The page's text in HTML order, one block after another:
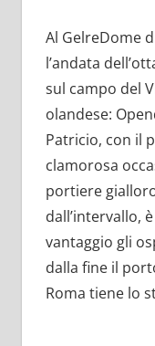
Al GelreDome
l’andata
sul campo del
olandese:
Patricio, con il
clamorosa
portiere
dall’intervallo,
vantaggio gli
dalla fine il
Roma tiene lo